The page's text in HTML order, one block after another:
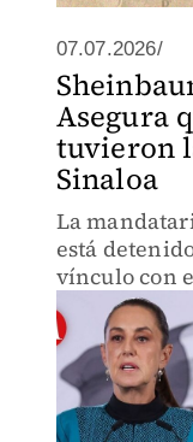
07.07.2026/
Asegura
tuvieron
Sinaloa
La
está
vínculo con